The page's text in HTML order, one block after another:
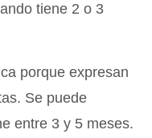
tiene 2 o 3
porque expresan
Se puede
entre 3 y 5 meses.